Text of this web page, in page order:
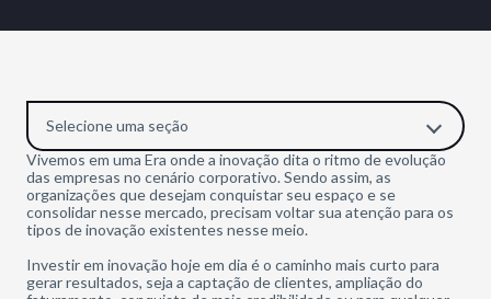
Selecione uma seção
Vivemos em uma Era onde a inovação dita o ritmo de evolução
das empresas no cenário corporativo. Sendo assim, as
organizações que desejam conquistar seu espaço e se
consolidar nesse mercado, precisam voltar sua atenção para os
tipos de inovação existentes nesse meio.
Investir em inovação hoje em dia é o caminho mais curto para
gerar resultados, seja a captação de clientes, ampliação do